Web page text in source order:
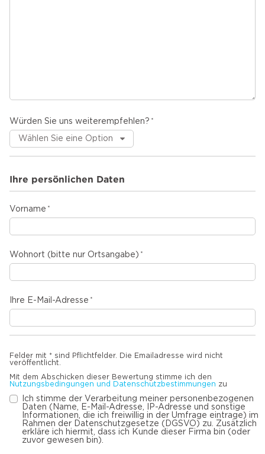
Würden Sie uns weiterempfehlen?
Ihre persönlichen Daten
Vorname
Wohnort (bitte nur Ortsangabe)
Ihre E-Mail-Adresse
Felder mit * sind Pflichtfelder. Die Emailadresse wird nicht
veröffentlicht.
Mit dem Abschicken dieser Bewertung stimme ich den
Nutzungsbedingungen und Datenschutzbestimmungen zu
Ich stimme der Verarbeitung meiner personenbezogenen
Daten (Name, E-Mail-Adresse, IP-Adresse und sonstige
Informationen, die ich freiwillig in der Umfrage eintrage) im
Rahmen der Datenschutzgesetze (DGSVO) zu. Zusätzlich
erkläre ich hiermit, dass ich Kunde dieser Firma bin (oder
zuvor gewesen bin).